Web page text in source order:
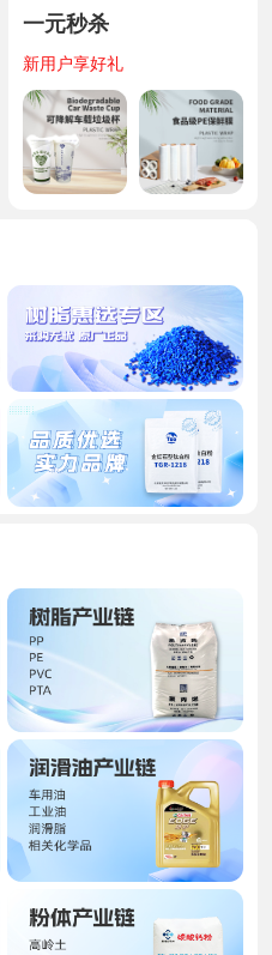
PP
一元秒杀
新用户享好礼